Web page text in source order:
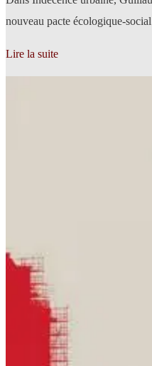
nouveau pacte écologique-
Lire la suite